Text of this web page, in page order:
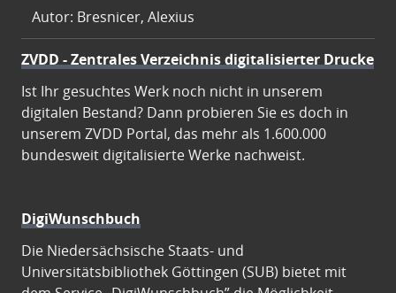
Autor: Bresnicer, Alexius
ZVDD - Zentrales Verzeichnis digitalisierter Drucke
Ist Ihr gesuchtes Werk noch nicht in unserem
digitalen Bestand? Dann probieren Sie es doch in
unserem ZVDD Portal, das mehr als 1.600.000
bundesweit digitalisierte Werke nachweist.
DigiWunschbuch
Die Niedersächsische Staats- und
Universitätsbibliothek Göttingen (SUB) bietet mit